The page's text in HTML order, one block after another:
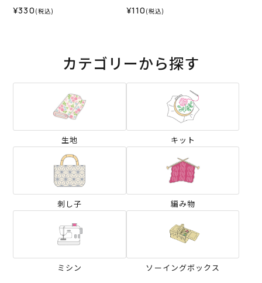
トン＞（レシピ）
¥330 (税込)
ピ）
¥110 (税込)
カテゴリーから探す
生地 キット
刺し子 編み物
ミシン ソーイングボックス